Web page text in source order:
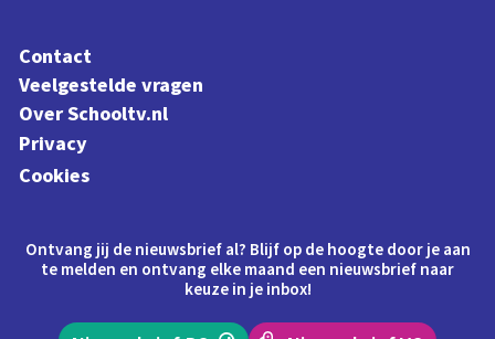
Contact
Veelgestelde vragen
Over Schooltv.nl
Privacy
Cookies
Ontvang jij de nieuwsbrief al? Blijf op de hoogte door je aan
te melden en ontvang elke maand een nieuwsbrief naar
keuze in je inbox!